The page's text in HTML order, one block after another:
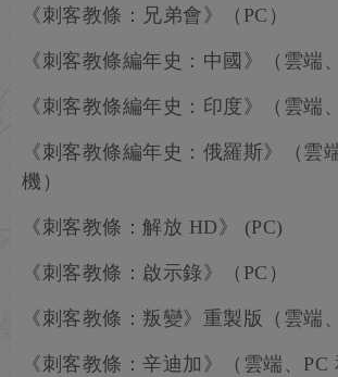
《刺客教條：兄弟會》（PC）
《刺客教條編年史：中國》（雲端
《刺客教條編年史：印度》（雲端
《刺客教條編年史：俄羅斯》（雲
機）
《刺客教條：解放 HD》 (PC)
《刺客教條：啟示錄》（PC）
《刺客教條：叛變》重製版（雲端
《刺客教條：辛迪加》（雲端、PC